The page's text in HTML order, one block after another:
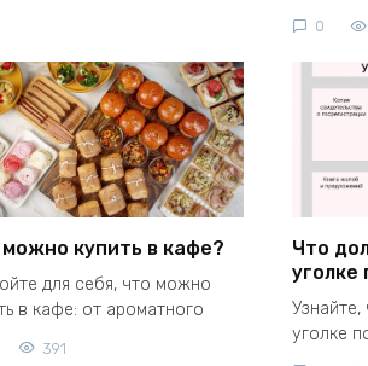
0
купить в кафе?
для себя, что можно
в кафе: от ароматного
391
Что
уголке
уголке